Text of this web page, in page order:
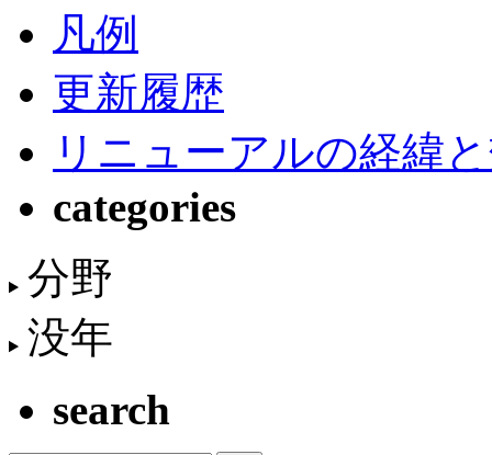
凡例
更新履歴
リニューアルの経緯
categories
分野
没年
search